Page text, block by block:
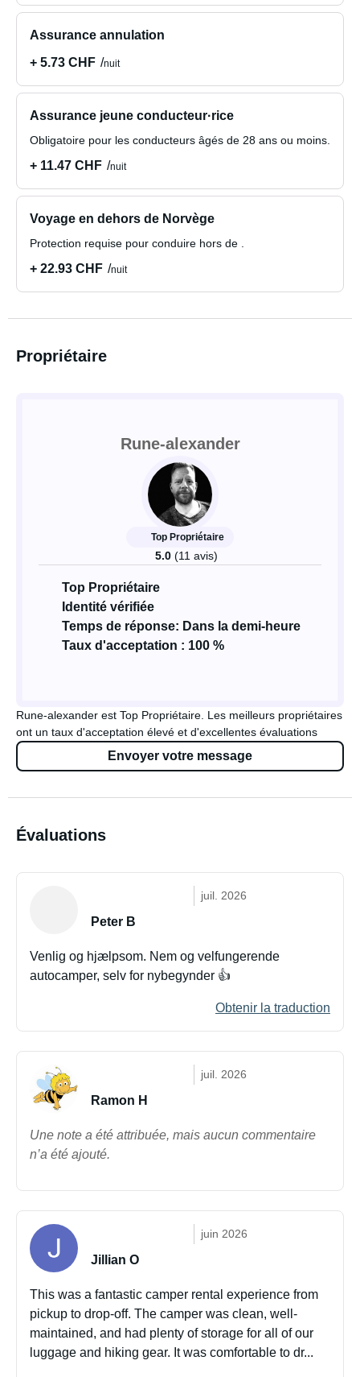
Assurance annulation
+ 5.73 CHF
nuit
Assurance jeune conducteur·rice
Obligatoire pour les conducteurs âgés de 28 ans ou moins.
+ 11.47 CHF nuit
Voyage en dehors de Norvège
Protection requise pour conduire hors de .
+ 22.93 CHF nuit
Propriétaire
Rune-alexander
Top Propriétaire
5.0 (11 avis)
Top Propriétaire
Identité vérifiée
Temps de réponse: Dans la demi-heure
Taux d'acceptation : 100 %
Rune-alexander est Top Propriétaire. Les meilleurs propriétaires
ont un taux d'acceptation élevé et d'excellentes évaluations
Envoyer votre message
Évaluations
juil. 2026
Peter B
Venlig og hjælpsom. Nem og velfungerende
autocamper, selv for nybegynder 👍
Obtenir la traduction
juil. 2026
Ramon H
Une note a été attribuée, mais aucun commentaire
n’a été ajouté.
juin 2026
Jillian O
This was a fantastic camper rental experience from
pickup to drop-off. The camper was clean, well-
maintained, and had plenty of storage for all of our
luggage and hiking gear. It was comfortable to dr...